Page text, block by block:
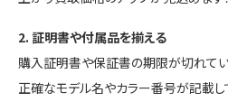
2. 証明書や付属品を揃える
購入証明書や保証書の期限が切れてい
正確なモデル名やカラー番号が記載し